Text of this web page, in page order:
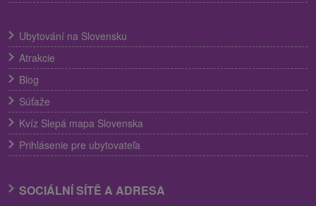
Ubytování na Slovensku
Atrakcie
Blog
Súťaže
Kvíz Slepá mapa Slovenska
Prihlásenie pre ubytovateľa
SOCIÁLNÍ SÍTĚ A ADRESA